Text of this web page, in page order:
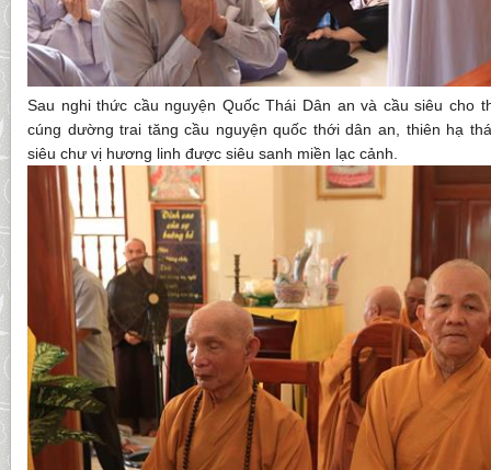
Sau nghi thức cầu nguyện Quốc Thái Dân an và cầu siêu cho
cúng dường trai tăng cầu nguyện quốc thới dân an, thiên hạ
siêu chư vị hương linh được siêu sanh miền lạc cảnh.